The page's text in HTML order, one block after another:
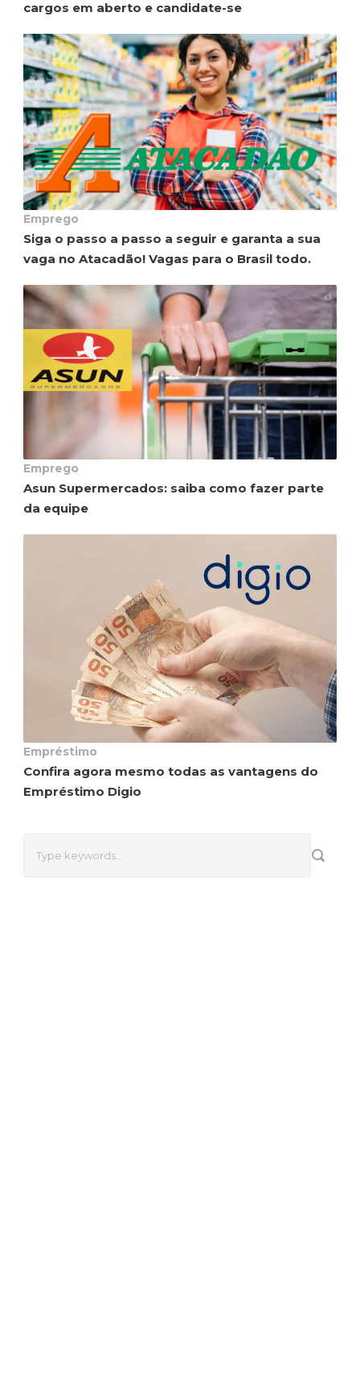
cargos em aberto e candidate-se
Emprego
Siga o passo a passo a seguir e garanta a sua
vaga no Atacadão! Vagas para o Brasil todo.
Emprego
Asun Supermercados: saiba como fazer parte
da equipe
Empréstimo
Confira agora mesmo todas as vantagens do
Empréstimo Digio